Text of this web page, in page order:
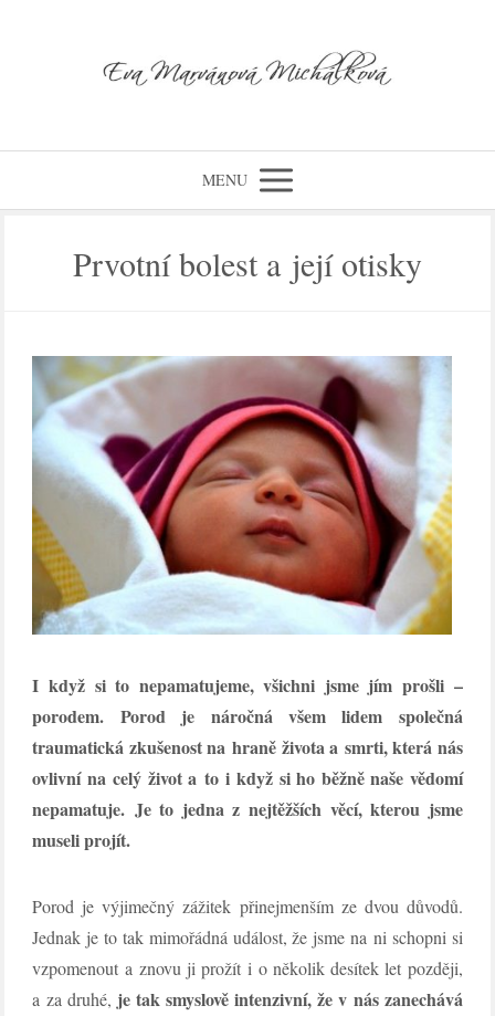
MENU
Prvotní bolest a její otisky
I když si to nepamatujeme, všichni jsme jím prošli –
porodem. Porod je náročná všem lidem společná
traumatická zkušenost na hraně života a smrti, která nás
ovlivní na celý život a to i když si ho běžně naše vědomí
nepamatuje. Je to jedna z nejtěžších věcí, kterou jsme
museli projít.
Porod je výjimečný zážitek přinejmenším ze dvou důvodů.
Jednak je to tak mimořádná událost, že jsme na ni schopni si
vzpomenout a znovu ji prožít i o několik desítek let později,
a za druhé, je tak smyslově intenzivní, že v nás zanechává